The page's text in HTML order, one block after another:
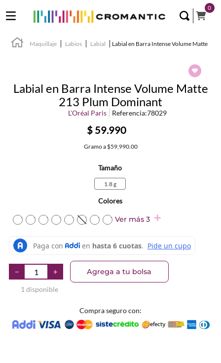
0
Maquillaje Labios Labial Labial en Barra Intense Volume Matte
Labial en Barra Intense Volume Matte
213 Plum Dominant
L'Oréal Paris Referencia:78029
$ 59.990
Gramoa $59,990.00
Tamaño
1.8 g
Colores
TEXTURA_71249658666
TEXTURA_71249658673
TEXTURA_71249658697
TEXTURA_71249658567
TEXTURA_71249658550
TEXTURA_71249658574
TEXTURA_71249658598
TEXTURA_71249658611
Ver más 3
＋
－
1 disponible
Agrega a tu bolsa
Compra seguro con: